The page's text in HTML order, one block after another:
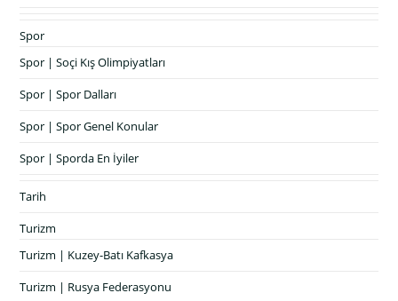
Spor
Spor | Soçi Kış Olimpiyatları
Spor | Spor Dalları
Spor | Spor Genel Konular
Spor | Sporda En İyiler
Tarih
Turizm
Turizm | Kuzey-Batı Kafkasya
Turizm | Rusya Federasyonu